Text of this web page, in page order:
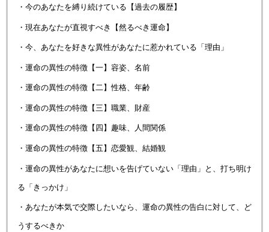
・今のあなたを縛り続けている【過去の履歴】
・現在あなたが直視すべき【然るべき運命】
・今、あなたを好きな異性があなたに惹かれている「理由」
・運命の異性の特徴【一】容姿、名前
・運命の異性の特徴【二】性格、年齢
・運命の異性の特徴【三】職業、財産
・運命の異性の特徴【四】趣味、人間関係
・運命の異性の特徴【五】恋愛観、結婚観
・運命の異性があなたに想いを告げていない「理由」と、打ち明け
る「きっかけ」
・あなたが本気で交際したいなら、運命の異性の告白に対して、ど
うするべきか